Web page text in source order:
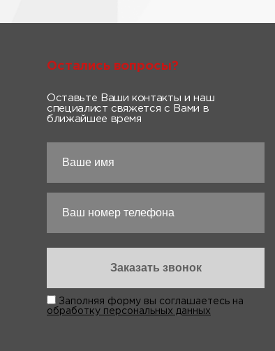
Остались вопросы?
Оставьте Ваши контакты и наш
специалист свяжется с Вами в
ближайшее время
Заполняя форму вы соглашаетесь на
обработку персональных данных